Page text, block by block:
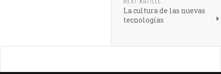
NEXT ARTICLE
La cultura de las nuevas
tecnologías